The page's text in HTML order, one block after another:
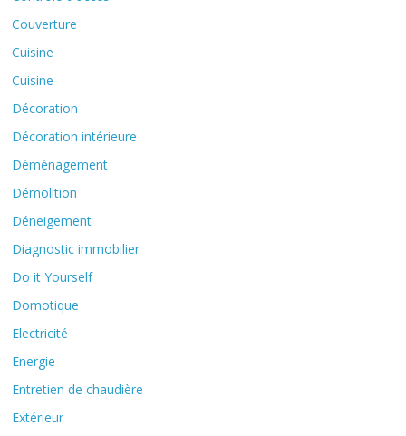
Couverture
Cuisine
Cuisine
Décoration
Décoration intérieure
Déménagement
Démolition
Déneigement
Diagnostic immobilier
Do it Yourself
Domotique
Electricité
Energie
Entretien de chaudière
Extérieur